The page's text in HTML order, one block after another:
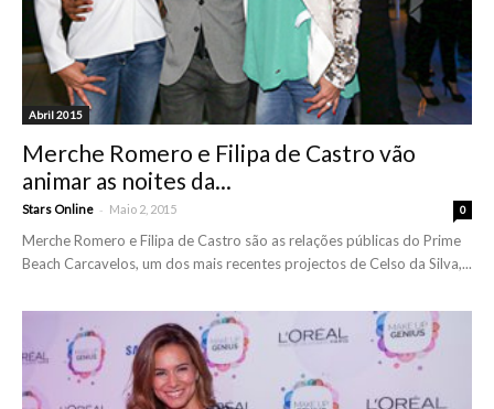
Abril 2015
Merche Romero e Filipa de Castro vão
animar as noites da...
Stars Online - Maio 2, 2015 0
Merche Romero e Filipa de Castro são as relações públicas do Prime
Beach Carcavelos, um dos mais recentes projectos de Celso da Silva,...